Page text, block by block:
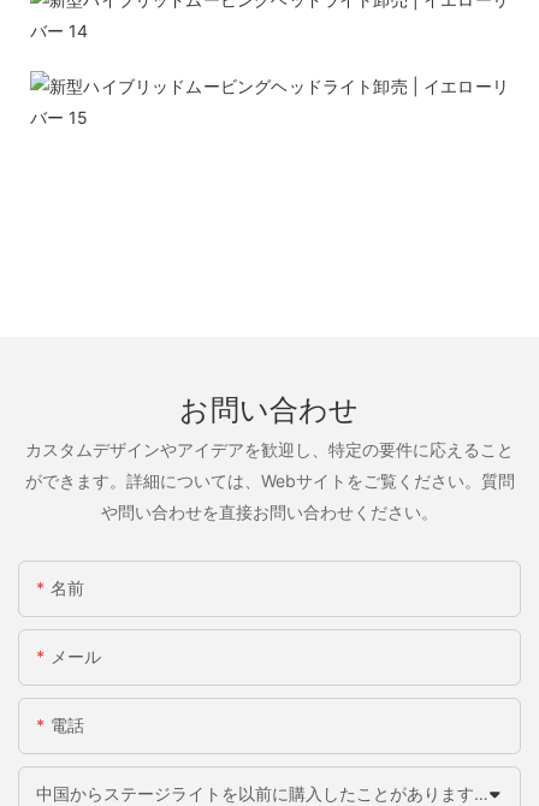
お問い合わせ
カスタムデザインやアイデアを歓迎し、特定の要件に応えること
ができます。詳細については、Webサイトをご覧ください。質問
や問い合わせを直接お問い合わせください。
名前
メール
電話
中国からステージライトを以前に購入したことがありますか？